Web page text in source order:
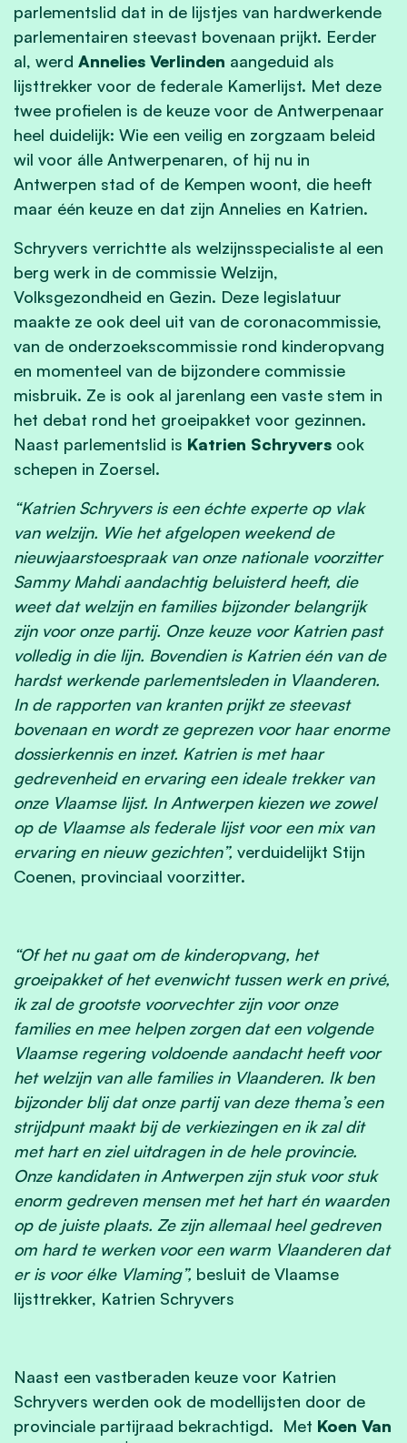
parlementslid dat in de lijstjes van hardwerkende
parlementairen steevast bovenaan prijkt. Eerder
al, werd Annelies Verlinden aangeduid als
lijsttrekker voor de federale Kamerlijst. Met deze
twee profielen is de keuze voor de Antwerpenaar
heel duidelijk: Wie een veilig en zorgzaam beleid
wil voor álle Antwerpenaren, of hij nu in
Antwerpen stad of de Kempen woont, die heeft
maar één keuze en dat zijn Annelies en Katrien.
Schryvers verrichtte als welzijnsspecialiste al een
berg werk in de commissie Welzijn,
Volksgezondheid en Gezin. Deze legislatuur
maakte ze ook deel uit van de coronacommissie,
van de onderzoekscommissie rond kinderopvang
en momenteel van de bijzondere commissie
misbruik. Ze is ook al jarenlang een vaste stem in
het debat rond het groeipakket voor gezinnen.
Naast parlementslid is Katrien Schryvers ook
schepen in Zoersel.
“Katrien Schryvers is een échte experte op vlak
van welzijn. Wie het afgelopen weekend de
nieuwjaarstoespraak van onze nationale voorzitter
Sammy Mahdi aandachtig beluisterd heeft, die
weet dat welzijn en families bijzonder belangrijk
zijn voor onze partij. Onze keuze voor Katrien past
volledig in die lijn. Bovendien is Katrien één van de
hardst werkende parlementsleden in Vlaanderen.
In de rapporten van kranten prijkt ze steevast
bovenaan en wordt ze geprezen voor haar enorme
dossierkennis en inzet. Katrien is met haar
gedrevenheid en ervaring een ideale trekker van
onze Vlaamse lijst. In Antwerpen kiezen we zowel
op de Vlaamse als federale lijst voor een mix van
ervaring en nieuw gezichten”, verduidelijkt Stijn
Coenen, provinciaal voorzitter.
“Of het nu gaat om de kinderopvang, het
groeipakket of het evenwicht tussen werk en privé,
ik zal de grootste voorvechter zijn voor onze
families en mee helpen zorgen dat een volgende
Vlaamse regering voldoende aandacht heeft voor
het welzijn van alle families in Vlaanderen. Ik ben
bijzonder blij dat onze partij van deze thema’s een
strijdpunt maakt bij de verkiezingen en ik zal dit
met hart en ziel uitdragen in de hele provincie.
Onze kandidaten in Antwerpen zijn stuk voor stuk
enorm gedreven mensen met het hart én waarden
op de juiste plaats. Ze zijn allemaal heel gedreven
om hard te werken voor een warm Vlaanderen dat
er is voor élke Vlaming”, besluit de Vlaamse
lijsttrekker, Katrien Schryvers
Naast een vastberaden keuze voor Katrien
Schryvers werden ook de modellijsten door de
provinciale partijraad bekrachtigd. Met Koen Van